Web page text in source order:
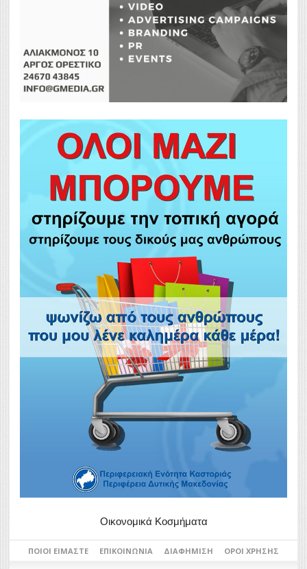
Οικονομικά Κοσμήματα
ΠΟΙΟΙ ΕΊΜΑΣΤΕ ΕΠΙΚΟΙΝΩΝΊΑ ΔΙΑΦΉΜΙΣΗ ΌΡΟΙ ΧΡΉΣΗΣ